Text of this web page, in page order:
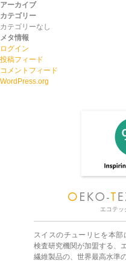
アーカイブ
カテゴリー
カテゴリーなし
メタ情報
ログイン
投稿フィード
コメントフィード
WordPress.org
エコテ
スイスのチューリヒを本
検査研究機関が加盟する、
繊維製品の、世界最高水準